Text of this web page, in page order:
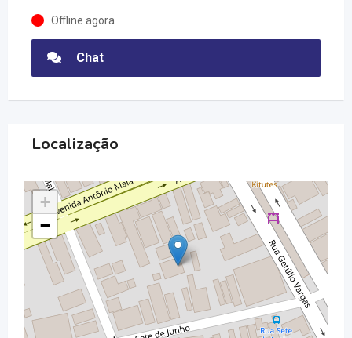
Offline agora
Chat
Localização
+
−